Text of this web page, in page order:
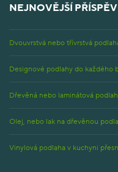
NEJNOVĚJŠÍ
Dvouvrstvá nebo třívrstvá
Designové podlahy do každého
Dřevěná nebo laminátová
Olej, nebo lak na dřevěnou
Vinylová podlaha v kuchyni